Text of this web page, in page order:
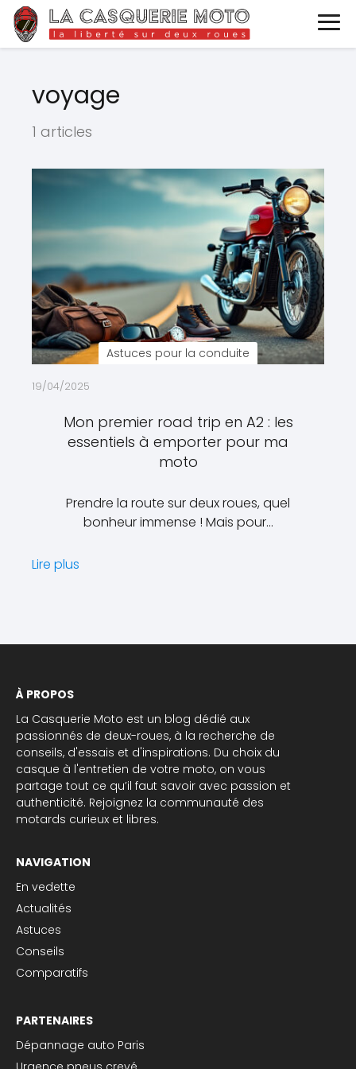
voyage
1 articles
Astuces pour la conduite
19/04/2025
Mon premier road trip en A2 : les
essentiels à emporter pour ma
moto
Prendre la route sur deux roues, quel
bonheur immense ! Mais pour…
Lire plus
À PROPOS
La Casquerie Moto est un blog dédié aux
passionnés de deux-roues, à la recherche de
conseils, d'essais et d'inspirations. Du choix du
casque à l'entretien de votre moto, on vous
partage tout ce qu’il faut savoir avec passion et
authenticité. Rejoignez la communauté des
motards curieux et libres.
NAVIGATION
En vedette
Actualités
Astuces
Conseils
Comparatifs
PARTENAIRES
Dépannage auto Paris